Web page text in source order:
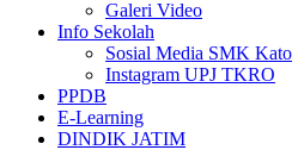
Galeri Video
Info Sekolah
Sosial Media SMK
Instagram UPJ TKRO
PPDB
E-Learning
DINDIK JATIM